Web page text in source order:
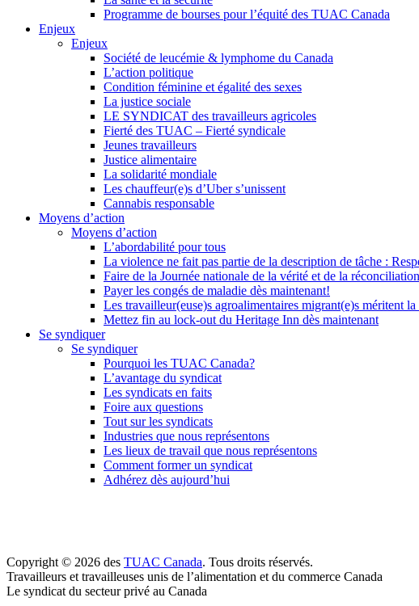
Programme de bourses pour l’équité des TUAC Canada
Enjeux
Enjeux
Société de leucémie & lymphome du Canada
L’action politique
Condition féminine et égalité des sexes
La justice sociale
LE SYNDICAT des travailleurs agricoles
Fierté des TUAC – Fierté syndicale
Jeunes travailleurs
Justice alimentaire
La solidarité mondiale
Les chauffeur(e)s d’Uber s’unissent
Cannabis responsable
Moyens d’action
Moyens d’action
L’abordabilité pour tous
La violence ne fait pas partie de la description de tâche :
Faire de la Journée nationale de la vérité et de la
Payer les congés de maladie dès maintenant!
Les travailleur(euse)s agroalimentaires migrant(e)s méritent la
Mettez fin au lock-out du Heritage Inn dès maintenant
Se syndiquer
Se syndiquer
Pourquoi les TUAC Canada?
L’avantage du syndicat
Les syndicats en faits
Foire aux questions
Tout sur les syndicats
Industries que nous représentons
Les lieux de travail que nous représentons
Comment former un syndicat
Adhérez dès aujourd’hui
Copyright © 2026 des TUAC Canada. Tous droits réservés.
Travailleurs et travailleuses unis de l’alimentation et du commerce Canada
Le syndicat du secteur privé au Canada